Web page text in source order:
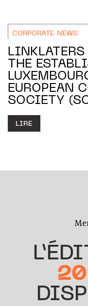
CORPORATE NEWS
THE
EUROPEAN
SOCIETY
LIRE